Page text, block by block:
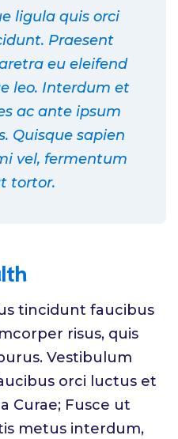
ligula quis orci
Praesent
eu eleifend
leo. Interdum et
ac ante ipsum
Quisque sapien
vel, fermentum
tortor.
tincidunt faucibus
risus, quis
Vestibulum
orci luctus et
Curae; Fusce ut
metus interdum,